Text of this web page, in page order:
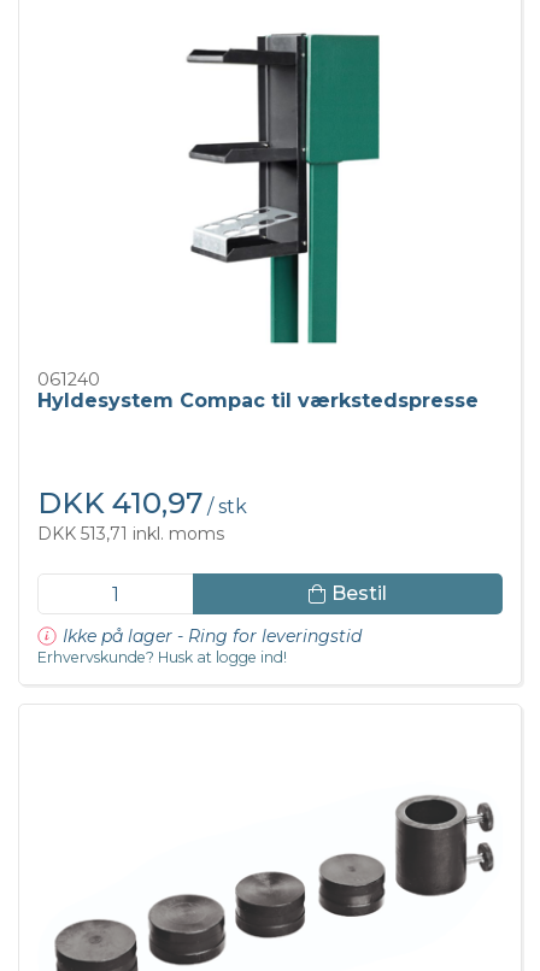
061240
Hyldesystem Compac til værkstedspresse
DKK 410,97 / stk
DKK 513,71 inkl. moms
Bestil
Ikke på lager - Ring for leveringstid
Erhvervskunde? Husk at logge ind!